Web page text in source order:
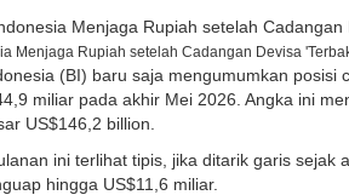
Menjaga Rupiah setelah Cadangan Devisa
(BI) baru saja mengumumkan posisi
miliar pada akhir Mei 2026. Angka ini
US$146,2 billion.
ini terlihat tipis, jika ditarik garis sejak
hingga US$11,6 miliar.